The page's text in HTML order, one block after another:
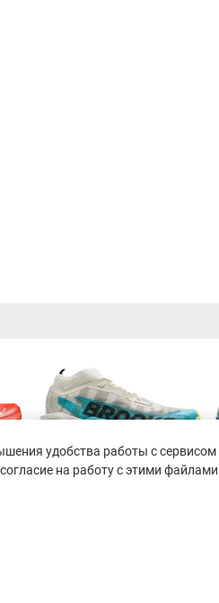
удобства работы с сервисом
на работу с этими